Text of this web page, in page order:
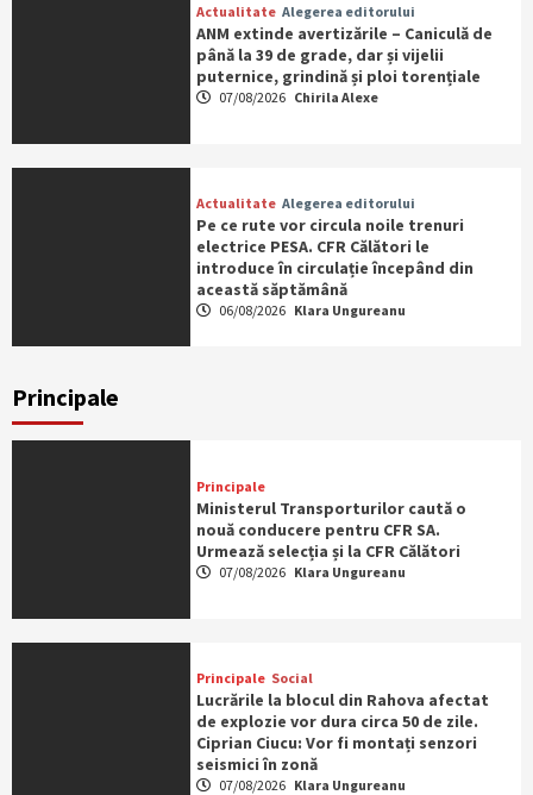
Actualitate Alegerea editorului
ANM extinde avertizările – Caniculă de
până la 39 de grade, dar și vijelii
puternice, grindină și ploi torențiale
07/08/2026 Chirila Alexe
Actualitate Alegerea editorului
Pe ce rute vor circula noile trenuri
electrice PESA. CFR Călători le
introduce în circulație începând din
această săptămână
06/08/2026 Klara Ungureanu
Principale
Principale
Ministerul Transporturilor caută o
nouă conducere pentru CFR SA.
Urmează selecția și la CFR Călători
07/08/2026 Klara Ungureanu
Principale Social
Lucrările la blocul din Rahova afectat
de explozie vor dura circa 50 de zile.
Ciprian Ciucu: Vor fi montați senzori
seismici în zonă
07/08/2026 Klara Ungureanu